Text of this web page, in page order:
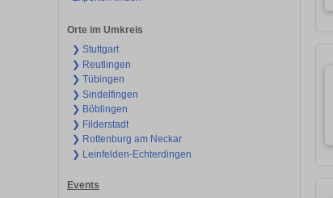
Orte im Umkreis
❯ Stuttgart
❯ Reutlingen
❯ Tübingen
❯ Sindelfingen
❯ Böblingen
❯ Filderstadt
❯ Rottenburg am Neckar
❯ Leinfelden-Echterdingen
Events